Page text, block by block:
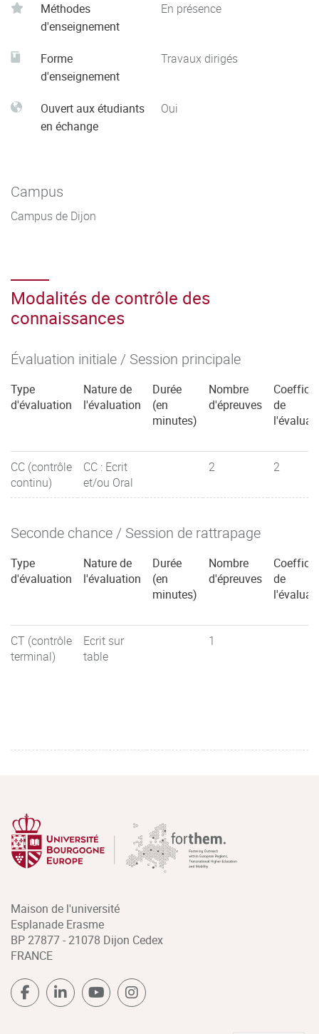
Méthodes
d'enseignement
En présence
Forme
d'enseignement
Travaux dirigés
Ouvert aux étudiants
en échange
Oui
Campus
Campus de Dijon
Modalités de contrôle des
connaissances
Évaluation initiale / Session principale
Type
d'évaluation
Nature de
l'évaluation
Durée
(en
minutes)
Nombre
d'épreuves
de
CC (contrôle
continu)
CC : Ecrit
et/ou Oral
2 2
Seconde chance / Session de rattrapage
Type
d'évaluation
Nature de
l'évaluation
Durée
(en
minutes)
Nombre
d'épreuves
de
CT (contrôle
terminal)
Ecrit sur
table
1
Maison de l'université
Esplanade Erasme
BP 27877 - 21078 Dijon Cedex
FRANCE